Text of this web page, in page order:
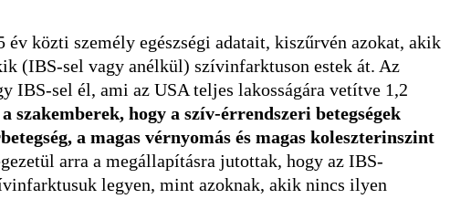
közti személy egészségi adatait, kiszűrvén azokat, akik
(IBS-sel vagy anélkül) szívinfarktuson estek át. Az
IBS-sel él, ami az USA teljes lakosságára vetítve 1,2
szakemberek, hogy a szív-érrendszeri betegségek
a magas vérnyomás és magas koleszterinszint
arra a megállapításra jutottak, hogy az IBS-
legyen, mint azoknak, akik nincs ilyen